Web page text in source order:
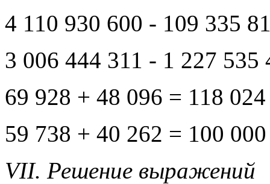
4 110 930 600 - 109 335
3 006 444 311 - 1 227 535
69 928 + 48 096 = 118 024
59 738 + 40 262 = 100 000
VII. Решение выражений